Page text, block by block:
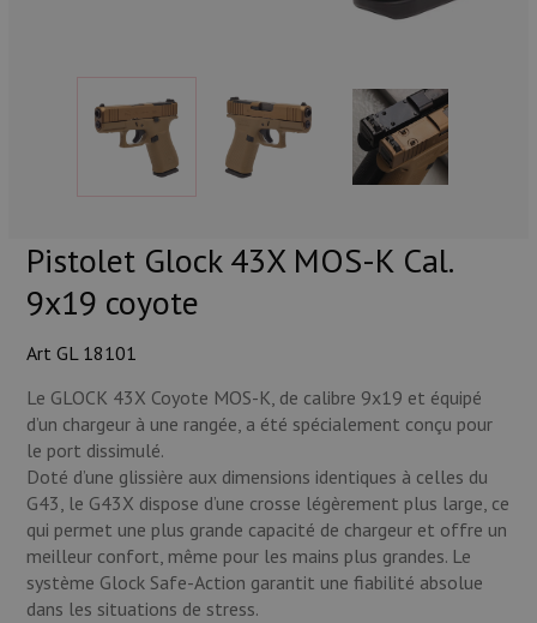
Pistolet Glock 43X MOS-K Cal.
9x19 coyote
Art GL 18101
Le GLOCK 43X Coyote MOS-K, de calibre 9x19 et équipé
d’un chargeur à une rangée, a été spécialement conçu pour
le port dissimulé.
Doté d’une glissière aux dimensions identiques à celles du
G43, le G43X dispose d’une crosse légèrement plus large, ce
qui permet une plus grande capacité de chargeur et offre un
meilleur confort, même pour les mains plus grandes. Le
système Glock Safe-Action garantit une fiabilité absolue
dans les situations de stress.